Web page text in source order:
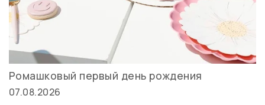
Ромашковый первый день рождения
07.08.2026